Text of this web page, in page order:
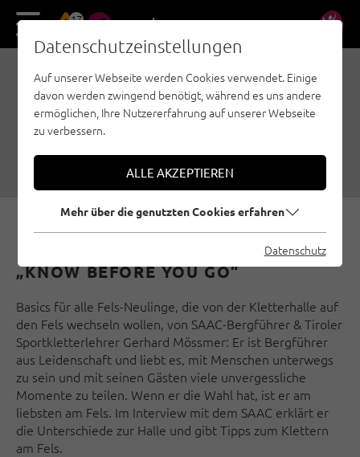
17 DE EN
VON DER HALLE AN DEN
FELS: 5 TIPPS
Sportklettern, Sicherheit
„KNOW BEFORE YOU GO“
Basics für alle Fels-Neulinge, die von der Kletterhalle auf
den Fels wechseln wollen, von SAAC-Bergführer & Tiroler
Sportkletterlehrer Gerhard Mössmer: Er ist Bergführer
aus Leidenschaft und liebt es, mit Menschen unterwegs
zu sein und mit seinen Gästen viele unvergessliche
Momente zu teilen. Wenn er die Wahl hat, ist er am
liebsten am Fels. Im Interview mit dem SAAC erklärt er
die Unterschiede zur Halle und gibt Tipps zum Klettern
am Fels.
Datenschutzeinstellungen
Auf unserer Webseite werden Cookies verwendet. Einige
davon werden zwingend benötigt, während es uns andere
ermöglichen, Ihre Nutzererfahrung auf unserer Webseite
zu verbessern.
ALLE AKZEPTIEREN
Mehr über die genutzten Cookies erfahren
Datenschutz